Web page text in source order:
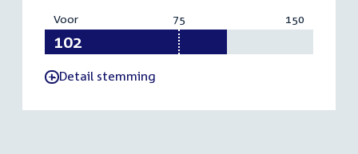
Voor:
102
75 150
-Detail stemming